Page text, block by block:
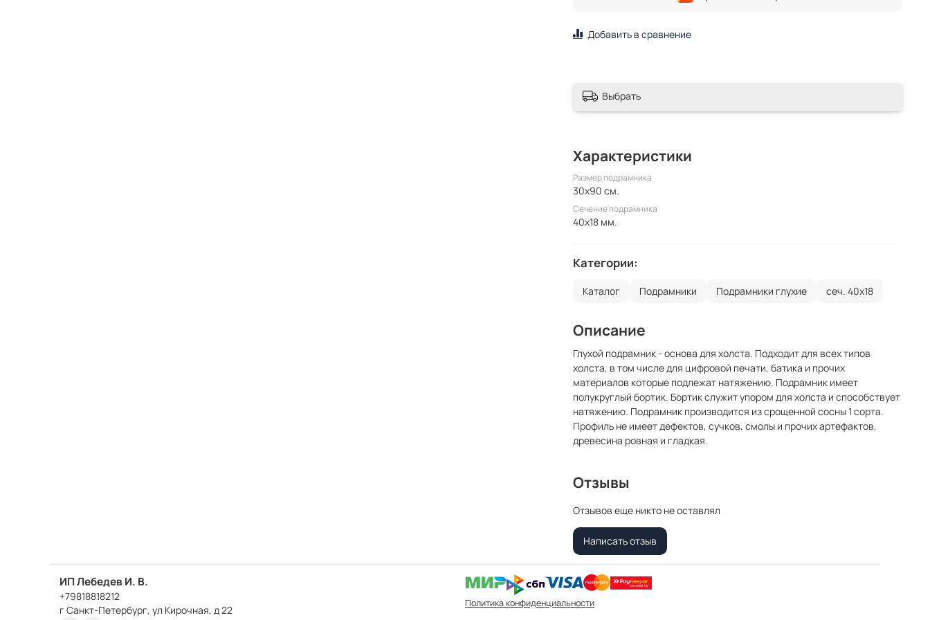
Добавить в сравнение
Выбрать
Характеристики
Размер подрамника
30x90 см.
Сечение подрамника
40x18 мм.
Категории:
Каталог Подрамники Подрамники глухие сеч. 40х18
Описание
Глухой подрамник - основа для холста. Подходит для всех типов
холста, в том числе для цифровой печати, батика и прочих
материалов которые подлежат натяжению. Подрамник имеет
полукруглый бортик. Бортик служит упором для холста и способствует
натяжению. Подрамник производится из срощенной сосны 1 сорта.
Профиль не имеет дефектов, сучков, смолы и прочих артефактов,
древесина ровная и гладкая.
Отзывы
Отзывов еще никто не оставлял
Написать отзыв
ИП Лебедев И. В.
+79818818212
г Санкт-Петербург, ул Кирочная, д 22
Политика конфиденциальности